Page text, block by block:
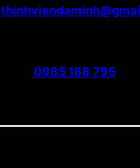
0985 188 795